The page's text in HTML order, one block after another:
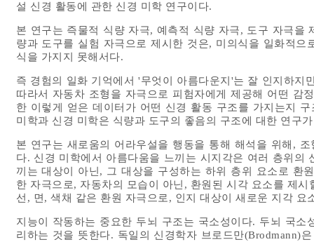
설 신경 활동에 관한 신경 미학 연구이다.
본 연구는 즉물적 식량 자극, 예측적 식량 자극, 도구 자극을
량과 도구를 실험 자극으로 제시한 것은, 미의식을 일화적
식을 가지지 못해서다.
즉 경험의 일화 기억에서 '무엇이 아름다운지'는 잘 인지하지
따라서 자동차 조형을 자극으로 피험자에게 제공해 어떤 감
한 이렇게 얻은 데이터가 어떤 신경 활동 구조를 가지는지
미학과 신경 미학은 식량과 도구의 좋음의 구조에 대한 연구
본 연구는 새로움의 어라우설을 행동을 통해 해석을 위해,
다. 신경 미학에서 아름다움을 느끼는 시지각은 여러 층위의
끼는 대상이 아닌, 그 대상을 구성하는 하위 층위 요소로 환
한 자극으로, 자동차의 모습이 아닌, 환원된 시각 요소를 제
선, 면, 색채 같은 환원 자극으로, 인지 대상이 새로운 지각 요
지능이 작동하는 중요한 두뇌 구조는 국소성이다. 두뇌 국
리하는 것을 뜻한다. 독일의 신경학자 브로드만(Brodmann)